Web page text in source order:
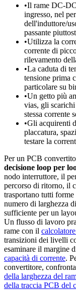
•Il rame DC-
ingresso, nel
dell'induttore/
passante
•Utilizza la
corrente di
rilevamento
•La caduta di
tensione prima
particolare su
•Un getto più
vias, gli
stessa corrente
•Gli acquirenti
placcatura,
testare la
Per un PCB
decisione loop per
nodo interruttore, il
percorso di ritorno, il
trasportano tutti
numero di larghezza
sufficiente per un
Un flusso di lavoro
rame con il
transizioni dei livelli
esaminare il margine
capacità di corrente.
convertitore,
della larghezza del
della traccia PCB del